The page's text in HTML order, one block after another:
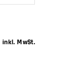
inkl. MwSt.